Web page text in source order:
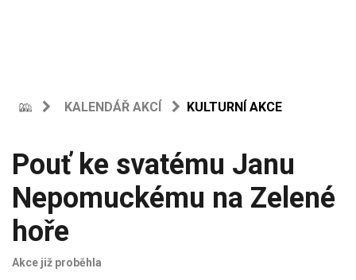
KALENDÁŘ AKCÍ KULTURNÍ AKCE
Pouť ke svatému Janu
Nepomuckému na Zelené
hoře
Akce již proběhla